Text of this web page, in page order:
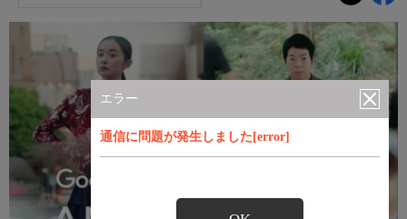
エラー
通信に問題が発生しました[error]